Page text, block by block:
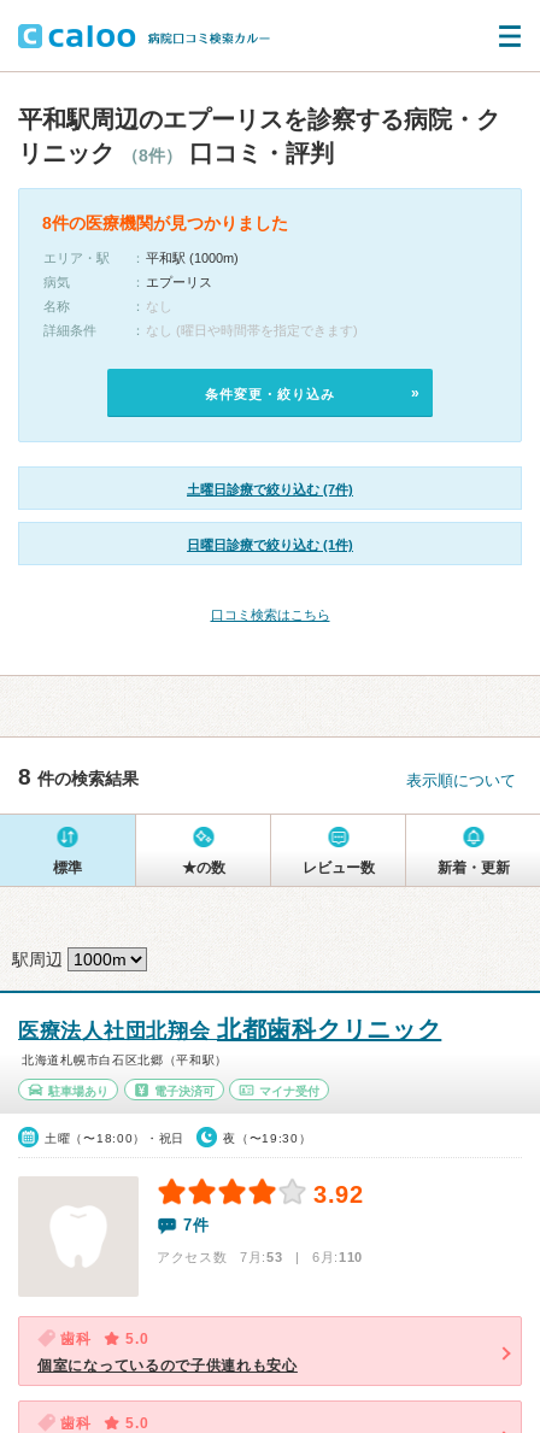
平和駅周辺のエプーリスを診察する病院・ク
リニック
（8件） 口コミ・評判
8件の医療機関が見つかりました
エリア・駅
平和駅 (1000m)
病気
エプーリス
名称
なし
詳細条件
なし (曜日や時間帯を指定できます)
条件変更・絞り込み
土曜日診療で絞り込む (7件)
日曜日診療で絞り込む (1件)
口コミ検索はこちら
8 件の検索結果 表示順について
標準 ★の数 レビュー数 新着・更新
駅周辺
医療法人社団北翔会 北都歯科クリニック
北海道札幌市白石区北郷（平和駅）
駐車場あり 電子決済可 マイナ受付
土曜（〜18:00）・祝日 夜（〜19:30）
3.92
7件
アクセス数 7月:53 | 6月:110
歯科
5.0
個室になっているので子供連れも安心
歯科
5.0